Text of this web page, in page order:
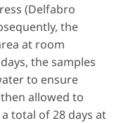
(Delfabro
the
at room
the samples
to ensure
allowed to
total of 28 days at